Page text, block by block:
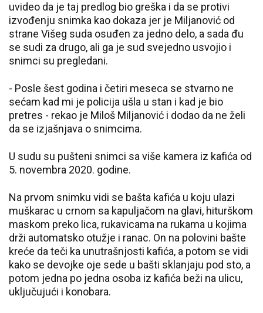
uvideo da je taj predlog bio greška i da se protivi
izvođenju snimka kao dokaza jer je Miljanović od
strane Višeg suda osuđen za jedno delo, a sada đu
se sudi za drugo, ali ga je sud svejedno usvojio i
snimci su pregledani.
- Posle šest godina i četiri meseca se stvarno ne
sećam kad mi je policija ušla u stan i kad je bio
pretres - rekao je Miloš Miljanović i dodao da ne želi
da se izjašnjava o snimcima.
U sudu su pušteni snimci sa više kamera iz kafića od
5. novembra 2020. godine.
Na prvom snimku vidi se bašta kafića u koju ulazi
muškarac u crnom sa kapuljačom na glavi, hiturškom
maskom preko lica, rukavicama na rukama u kojima
drži automatsko otužje i ranac. On na polovini bašte
kreće da teči ka unutrašnjosti kafića, a potom se vidi
kako se devojke oje sede u bašti sklanjaju pod sto, a
potom jedna po jedna osoba iz kafića beži na ulicu,
uključujući i konobara.